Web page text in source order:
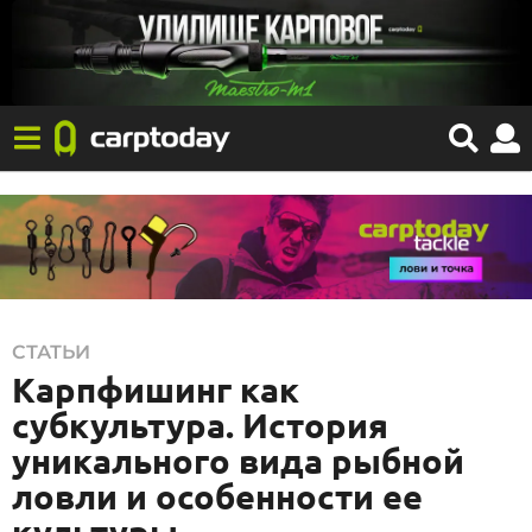
0
9
.
0
8
.
СТАТЬИ
Карпфишинг как
субкультура. История
уникального вида рыбной
ловли и особенности ее